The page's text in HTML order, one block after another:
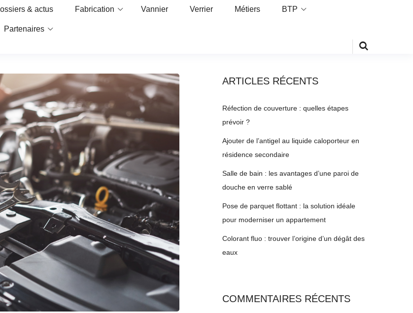
& actus Fabrication Vannier Verrier Métiers BTP
Partenaires
ARTICLES RÉCENTS
Réfection de couverture : quelles étapes
prévoir ?
Ajouter de l’antigel au liquide caloporteur en
résidence secondaire
Salle de bain : les avantages d’une paroi de
douche en verre sablé
Pose de parquet flottant : la solution idéale
pour moderniser un appartement
Colorant fluo : trouver l’origine d’un dégât des
eaux
COMMENTAIRES RÉCENTS